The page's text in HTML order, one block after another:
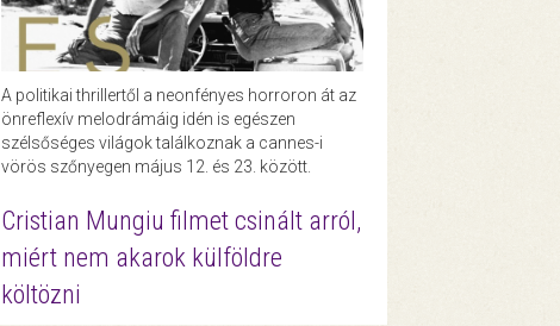
A politikai thrillertől a neonfényes horroron át az
önreflexív melodrámáig idén is egészen
szélsőséges világok találkoznak a cannes-i
vörös szőnyegen május 12. és 23. között.
Cristian Mungiu filmet csinált arról,
miért nem akarok külföldre
költözni